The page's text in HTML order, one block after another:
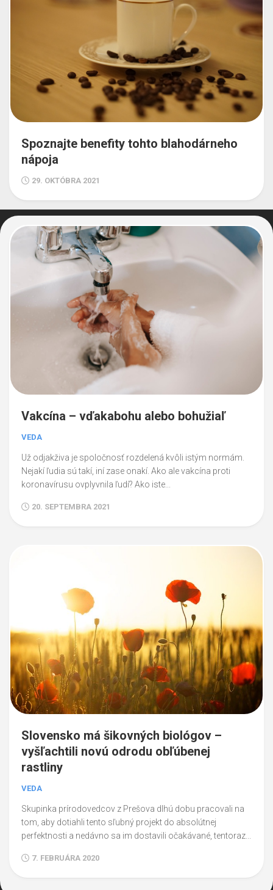
Spoznajte benefity tohto blahodárneho
nápoja
29. OKTÓBRA 2021
Vakcína – vďakabohu alebo bohužiaľ
VEDA
Už odjakživa je spoločnosť rozdelená kvôli istým normám.
Nejakí ľudia sú takí, iní zase onakí. Ako ale vakcína proti
koronavírusu ovplyvnila ľudí? Ako iste...
20. SEPTEMBRA 2021
Slovensko má šikovných biológov –
vyšľachtili novú odrodu obľúbenej
rastliny
VEDA
Skupinka prírodovedcov z Prešova dlhú dobu pracovali na
tom, aby dotiahli tento sľubný projekt do absolútnej
perfektnosti a nedávno sa im dostavili očakávané, tentoraz...
7. FEBRUÁRA 2020